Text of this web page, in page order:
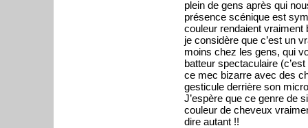
plein de gens après qui
présence scénique est
couleur rendaient vraiment
je considère que c’est un
moins chez les gens, qui
batteur spectaculaire
ce mec bizarre avec des
gesticule derrière son
J’espère que ce genre de
couleur de cheveux
dire autant !!